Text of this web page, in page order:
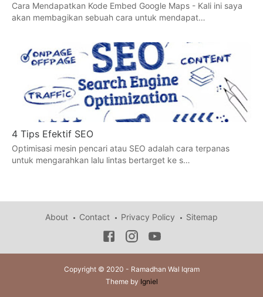
Cara Mendapatkan Kode Embed Google Maps - Kali ini saya
akan membagikan sebuah cara untuk mendapat…
4 Tips Efektif SEO
Optimisasi mesin pencari atau SEO adalah cara terpanas
untuk mengarahkan lalu lintas bertarget ke s…
About Contact Privacy Policy Sitemap
Copyright © 2020 - Ramadhan Wal Iqram
Theme by Igniel